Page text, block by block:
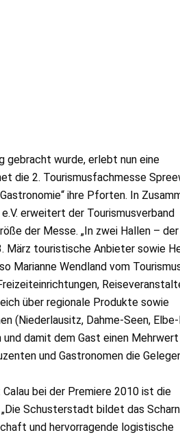
gebracht wurde, erlebt nun eine
die 2. Tourismusfachmesse
ihre Pforten. In
erweitert der Tourismusverband
der Messe. „In zwei Hallen – der
März touristische Anbieter sowie
Marianne Wendland vom
über regionale Produkte sowie
(Niederlausitz, Dahme-Seen,
damit dem Gast einen
und Gastronomen die
bei der Premiere 2010 ist die
Schusterstadt bildet das
und hervorragende logistische